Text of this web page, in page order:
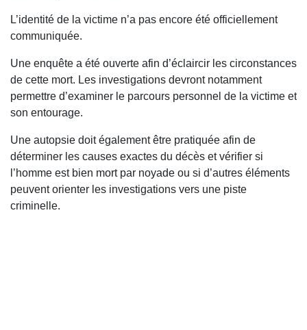
L’identité de la victime n’a pas encore été officiellement
communiquée.
Une enquête a été ouverte afin d’éclaircir les circonstances
de cette mort. Les investigations devront notamment
permettre d’examiner le parcours personnel de la victime et
son entourage.
Une autopsie doit également être pratiquée afin de
déterminer les causes exactes du décès et vérifier si
l’homme est bien mort par noyade ou si d’autres éléments
peuvent orienter les investigations vers une piste
criminelle.